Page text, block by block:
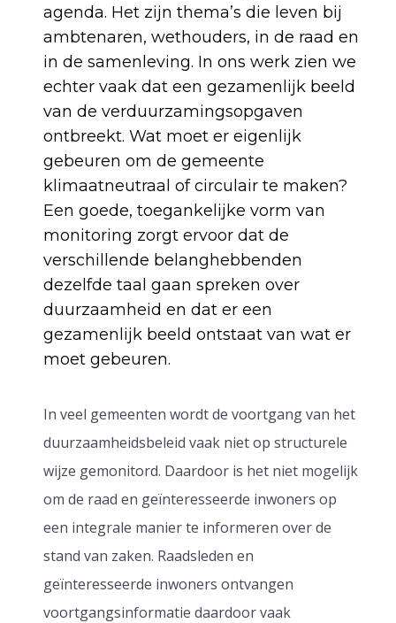
agenda. Het zijn thema’s die leven bij
ambtenaren, wethouders, in de raad en
in de samenleving. In ons werk zien we
echter vaak dat een gezamenlijk beeld
van de verduurzamingsopgaven
ontbreekt. Wat moet er eigenlijk
gebeuren om de gemeente
klimaatneutraal of circulair te maken?
Een goede, toegankelijke vorm van
monitoring zorgt ervoor dat de
verschillende belanghebbenden
dezelfde taal gaan spreken over
duurzaamheid en dat er een
gezamenlijk beeld ontstaat van wat er
moet gebeuren.
In veel gemeenten wordt de voortgang van het
duurzaamheidsbeleid vaak niet op structurele
wijze gemonitord. Daardoor is het niet mogelijk
om de raad en geïnteresseerde inwoners op
een integrale manier te informeren over de
stand van zaken. Raadsleden en
geïnteresseerde inwoners ontvangen
voortgangsinformatie daardoor vaak